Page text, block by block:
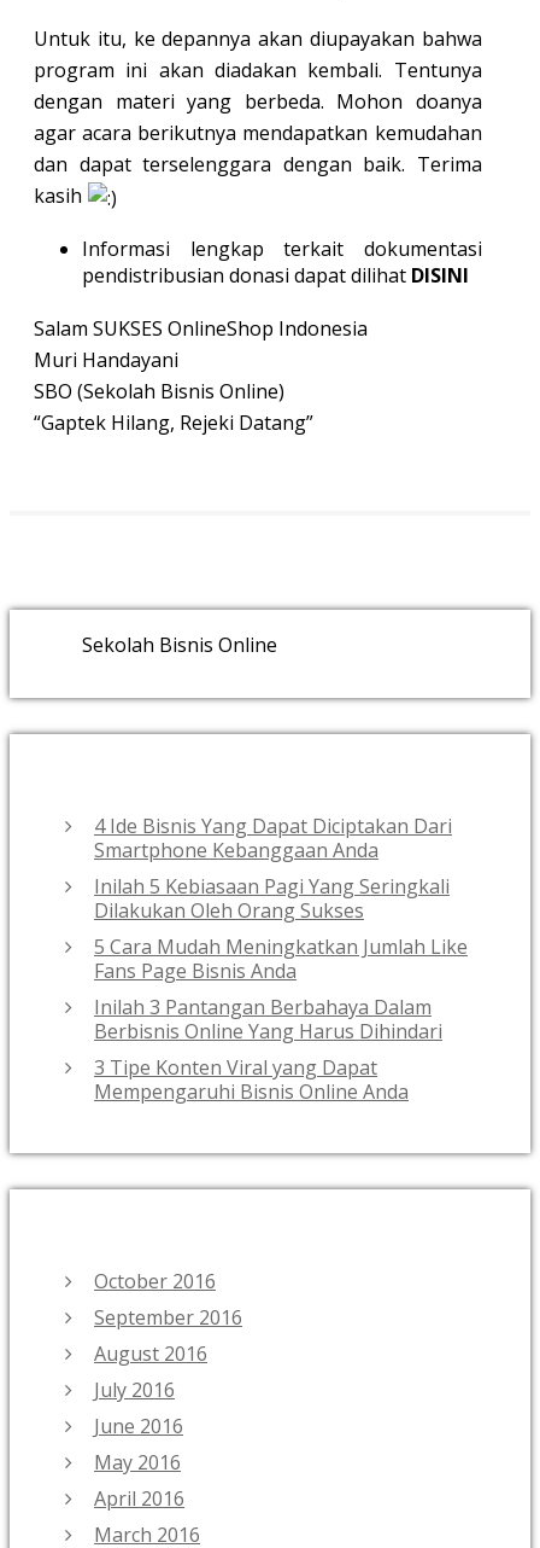
Untuk itu, ke depannya akan diupayakan bahwa
program ini akan diadakan kembali. Tentunya
dengan materi yang berbeda. Mohon doanya
agar acara berikutnya mendapatkan kemudahan
dan dapat terselenggara dengan baik. Terima
kasih
Informasi lengkap terkait dokumentasi
pendistribusian donasi dapat dilihat DISINI
Salam SUKSES OnlineShop Indonesia
Muri Handayani
SBO (Sekolah Bisnis Online)
“Gaptek Hilang, Rejeki Datang”
Sekolah Bisnis Online
4 Ide Bisnis Yang Dapat Diciptakan Dari
Smartphone Kebanggaan Anda
Inilah 5 Kebiasaan Pagi Yang Seringkali
Dilakukan Oleh Orang Sukses
5 Cara Mudah Meningkatkan Jumlah Like
Fans Page Bisnis Anda
Inilah 3 Pantangan Berbahaya Dalam
Berbisnis Online Yang Harus Dihindari
3 Tipe Konten Viral yang Dapat
Mempengaruhi Bisnis Online Anda
October 2016
September 2016
August 2016
July 2016
June 2016
May 2016
April 2016
March 2016